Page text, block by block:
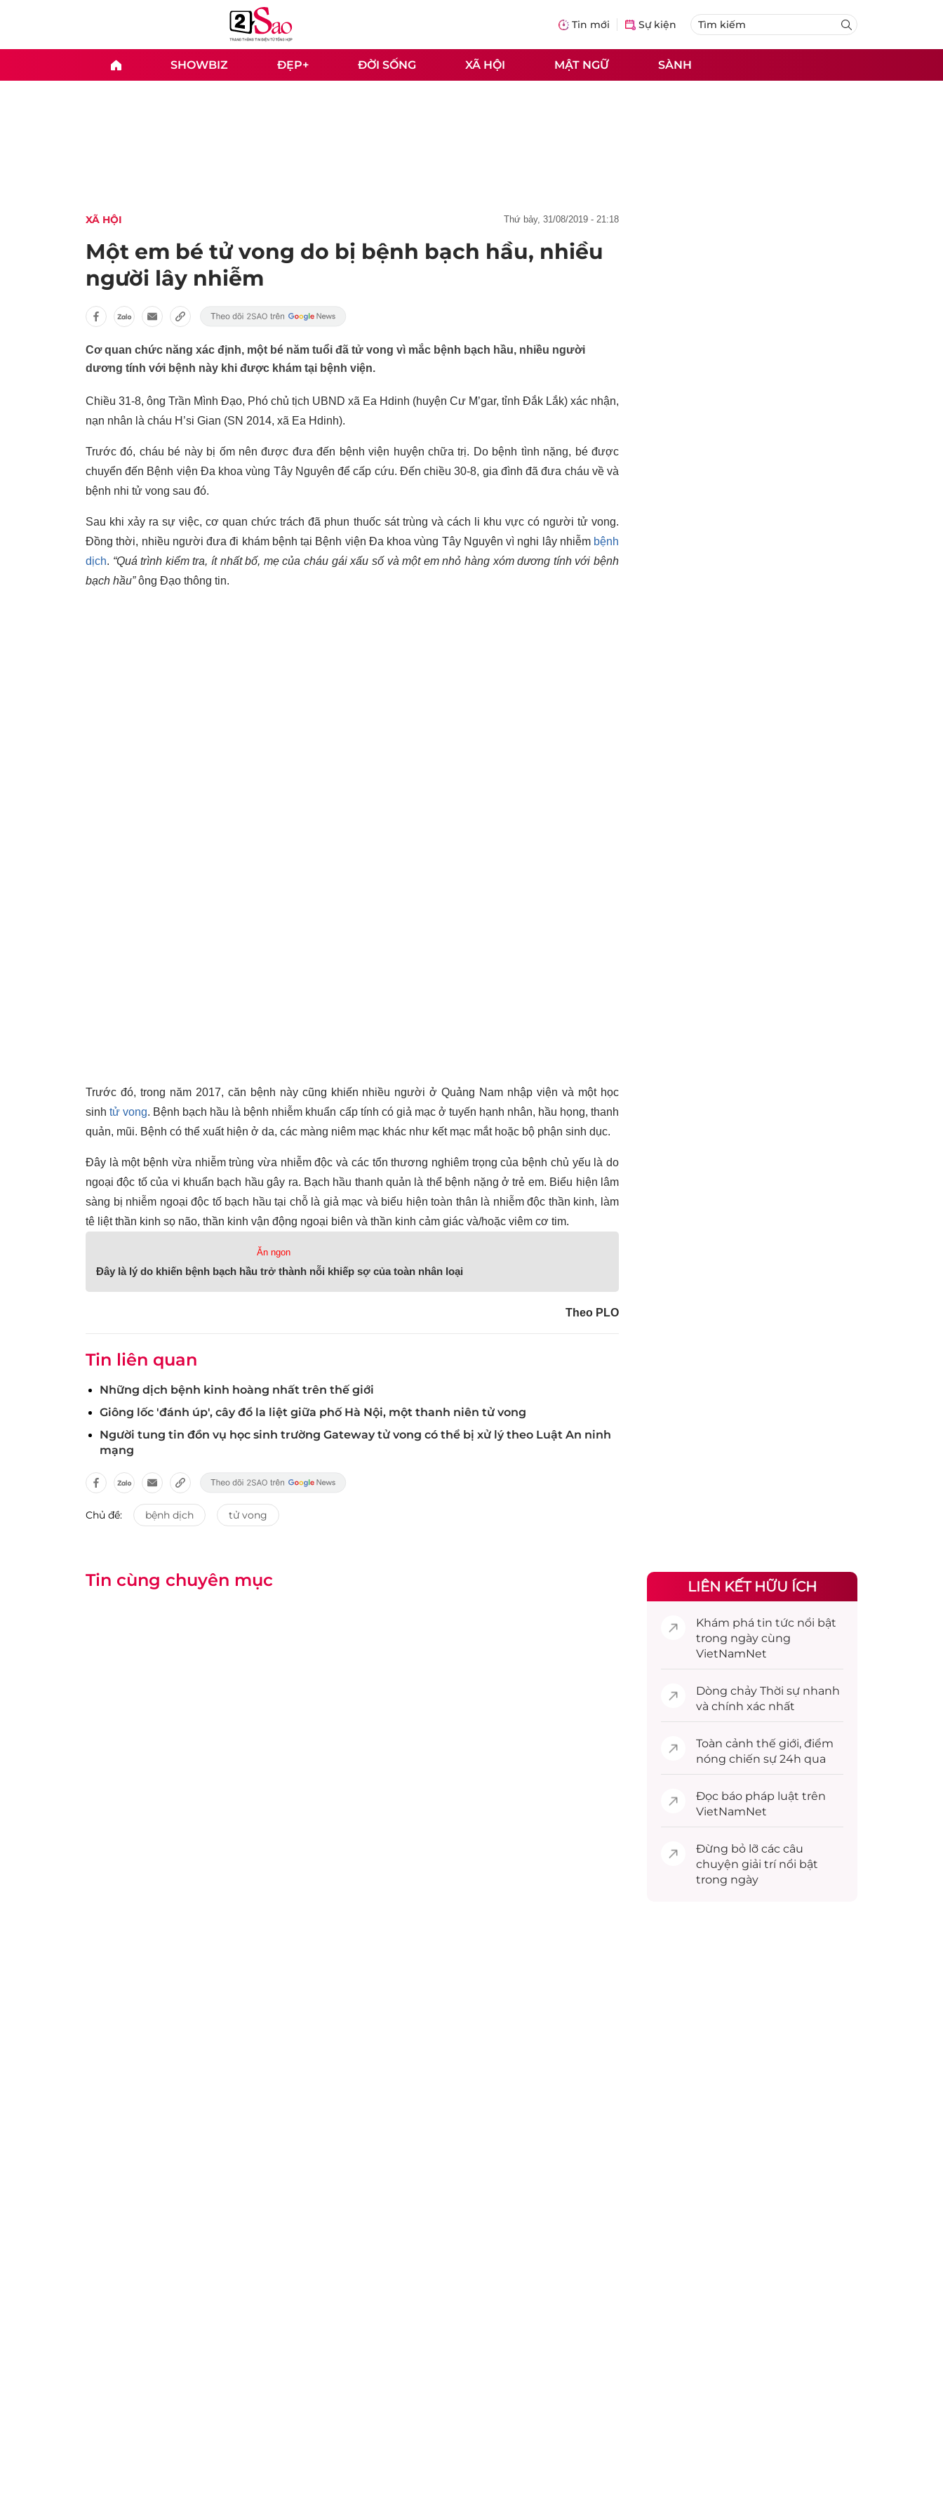
Tin mới Sự kiện
SHOWBIZ ĐẸP+ ĐỜI SỐNG XÃ HỘI MẬT NGỮ SÀNH
XÃ HỘI thứ bảy, 31/08/2019 - 21:18
Một em bé tử vong do bị bệnh bạch hầu, nhiều
người lây nhiễm
Cơ quan chức năng xác định, một bé năm tuổi đã tử vong vì mắc bệnh bạch hầu, nhiều người
dương tính với bệnh này khi được khám tại bệnh viện.
Chiều 31-8, ông Trần Mình Đạo, Phó chủ tịch UBND xã Ea Hdinh (huyện Cư M’gar, tỉnh Đắk Lắk) xác nhận,
nạn nhân là cháu H’si Gian (SN 2014, xã Ea Hdinh).
Trước đó, cháu bé này bị ốm nên được đưa đến bệnh viện huyện chữa trị. Do bệnh tình nặng, bé được
chuyển đến Bệnh viện Đa khoa vùng Tây Nguyên để cấp cứu. Đến chiều 30-8, gia đình đã đưa cháu về và
bệnh nhi tử vong sau đó.
Sau khi xảy ra sự việc, cơ quan chức trách đã phun thuốc sát trùng và cách li khu vực có người tử vong.
Đồng thời, nhiều người đưa đi khám bệnh tại Bệnh viện Đa khoa vùng Tây Nguyên vì nghi lây nhiễm bệnh
dịch. “Quá trình kiểm tra, ít nhất bố, mẹ của cháu gái xấu số và một em nhỏ hàng xóm dương tính với bệnh
bạch hầu”ông Đạo thông tin.
Trước đó, trong năm 2017, căn bệnh này cũng khiến nhiều người ở Quảng Nam nhập viện và một học
sinhtử vong. Bệnh bạch hầu là bệnh nhiễm khuẩn cấp tính có giả mạc ở tuyến hạnh nhân, hầu họng, thanh
quản, mũi. Bệnh có thể xuất hiện ở da, các màng niêm mạc khác như kết mạc mắt hoặc bộ phận sinh dục.
Đây là một bệnh vừa nhiễm trùng vừa nhiễm độc và các tổn thương nghiêm trọng của bệnh chủ yếu là do
ngoại độc tố của vi khuẩn bạch hầu gây ra. Bạch hầu thanh quản là thể bệnh nặng ở trẻ em. Biểu hiện lâm
sàng bị nhiễm ngoại độc tố bạch hầu tại chỗ là giả mạc và biểu hiện toàn thân là nhiễm độc thần kinh, làm
tê liệt thần kinh sọ não, thần kinh vận động ngoại biên và thần kinh cảm giác và/hoặc viêm cơ tim.
Ăn ngon
Đây là lý do khiến bệnh bạch hầu trở thành nỗi khiếp sợ của toàn nhân loại
Theo PLO
Tin liên quan
Những dịch bệnh kinh hoàng nhất trên thế giới
Giông lốc 'đánh úp', cây đổ la liệt giữa phố Hà Nội, một thanh niên tử vong
Người tung tin đồn vụ học sinh trường Gateway tử vong có thể bị xử lý theo Luật An ninh
mạng
Chủ đề: bệnh dịch tử vong
Tin cùng chuyên mục LIÊN KẾT HỮU ÍCH
Khám phá tin tức nổi bật
trong ngày cùng
VietNamNet
Dòng chảy Thời sự nhanh
và chính xác nhất
Toàn cảnh thế giới, điểm
nóng chiến sự 24h qua
Đọc báo pháp luật trên
VietNamNet
Đừng bỏ lỡ các câu
chuyện giải trínổi bật
trong ngày